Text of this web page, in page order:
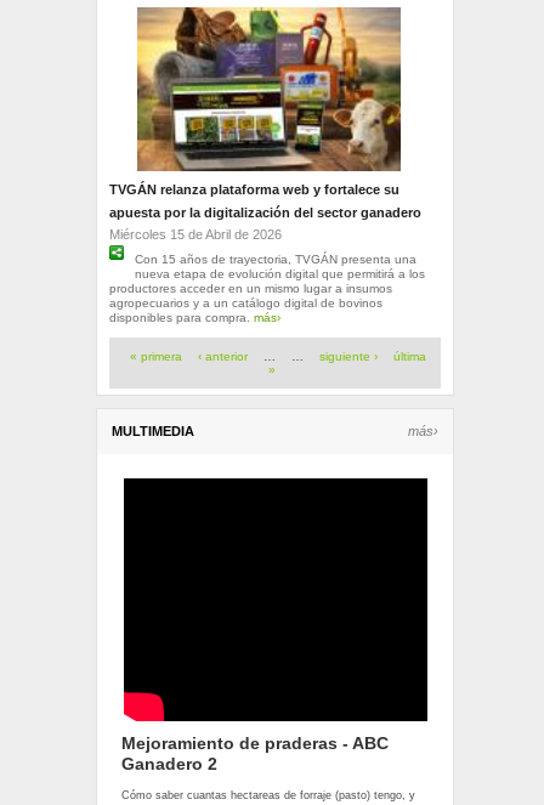
TVGÁN relanza plataforma web y fortalece su
apuesta por la digitalización del sector ganadero
Miércoles 15 de Abril de 2026
Con 15 años de trayectoria, TVGÁN presenta una
nueva etapa de evolución digital que permitirá a los
productores acceder en un mismo lugar a insumos
agropecuarios y a un catálogo digital de bovinos
disponibles para compra. más›
Páginas
« primera ‹ anterior … … siguiente ›
última
»
MULTIMEDIA más›
Mejoramiento de praderas - ABC
Ganadero 2
Cómo saber cuantas hectareas de forraje (pasto) tengo, y